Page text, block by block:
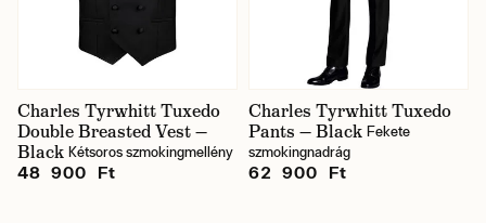
Charles Tyrwhitt Tuxedo
Double Breasted Vest —
Black Kétsoros szmokingmellény
48 900 Ft
Charles Tyrwhitt Tuxedo
Pants — Black Fekete
szmokingnadrág
62 900 Ft